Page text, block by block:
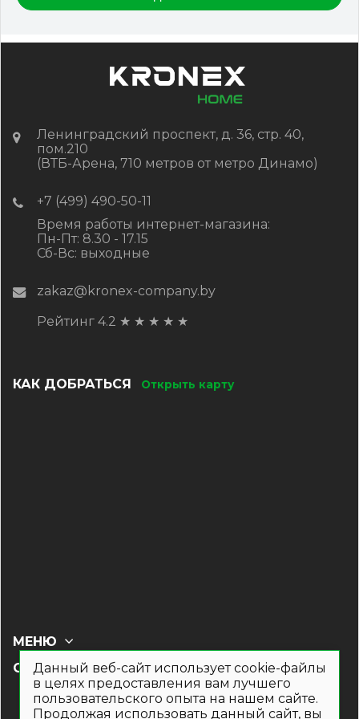
КУПИТЬ
Ленинградский проспект, д. 36, стр. 40,
пом.210
(ВТБ-Арена, 710 метров от метро Динамо)
+7 (499) 490-50-11
Время работы интернет-магазина:
Пн-Пт: 8.30 - 17.15
Сб-Вс: выходные
zakaz@kronex-company.by
Рейтинг 4.2 ★ ★ ★ ★ ★
КАК ДОБРАТЬСЯ Открыть карту
СОЦ СЕТИ
МЕНЮ
Данный веб-сайт использует cookie-файлы
в целях предоставления вам лучшего
пользовательского опыта на нашем сайте.
Продолжая использовать данный сайт, вы